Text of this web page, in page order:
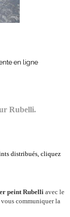
en ligne
Rubelli.
distribués, cliquez
peint Rubelli avec le
vous communiquer la